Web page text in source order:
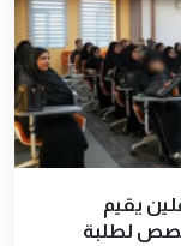
يقيم
لطلبة